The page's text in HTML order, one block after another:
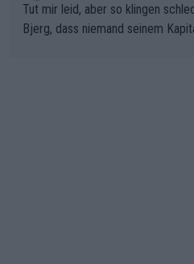
Tut mir leid, aber so klingen
Bjerg, dass niemand seinem